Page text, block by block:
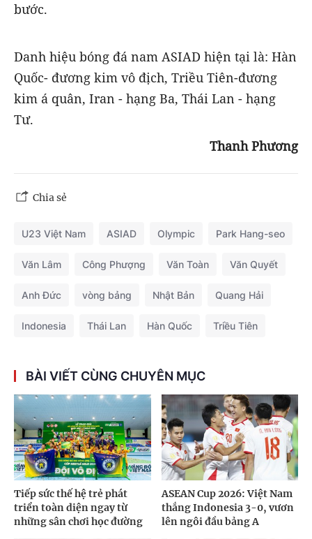
bước.
Danh hiệu bóng đá nam ASIAD hiện tại là: Hàn
Quốc- đương kim vô địch, Triều Tiên-đương
kim á quân, Iran - hạng Ba, Thái Lan - hạng
Tư.
Thanh Phương
Chia sẻ
U23 Việt Nam ASIAD Olympic Park Hang-seo
Văn Lâm Công Phượng Văn Toàn Văn Quyết
Anh Đức vòng bảng Nhật Bản Quang Hải
Indonesia Thái Lan Hàn Quốc Triều Tiên
BÀI VIẾT CÙNG CHUYÊN MỤC
Tiếp sức thế hệ trẻ phát
triển toàn diện ngay từ
những sân chơi học đường
ASEAN Cup 2026: Việt Nam
thắng Indonesia 3-0, vươn
lên ngôi đầu bảng A